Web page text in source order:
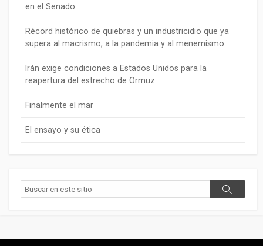
en el Senado
Récord histórico de quiebras y un industricidio que ya
supera al macrismo, a la pandemia y al menemismo
Irán exige condiciones a Estados Unidos para la
reapertura del estrecho de Ormuz
Finalmente el mar
El ensayo y su ética
Buscar
Buscar